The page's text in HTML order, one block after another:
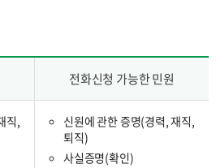
전화신청 가능한 민원
직,
신원에 관한 증명(경력, 재직,
퇴직)
사실증명(확인)